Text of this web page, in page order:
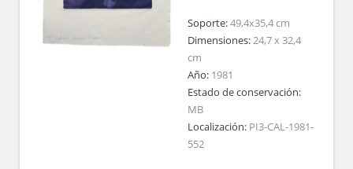
Soporte:49,4x35,4 cm
Dimensiones:24,7 x 32,4
cm
Año: 1981
Estado de conservación:
MB
Localización: PI3-CAL-1981-
552